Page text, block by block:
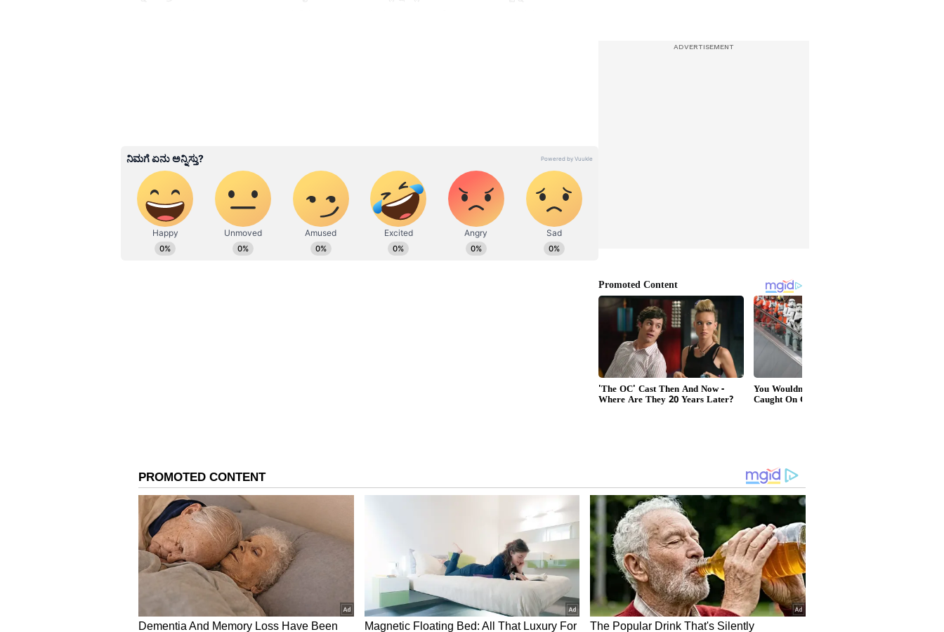
4
ಕನ್ಯಾ ರಾಶಿ
ಕನ್ಯಾರಾಶಿಯಲ್ಲಿ ಮಂಗಳ ಗ್ರಹದ ಈ ಸಂಚಾರವು ಎಚ್ಚರಿಕೆಯನ್ನು ಸೂಚಿಸುತ್ತದೆ. ವಾಹನ ಚಲಾಯಿಸುವಾಗ
ಮತ್ತು ಪ್ರಯಾಣಿಸುವಾಗ ಜಾಗರೂಕರಾಗಿರುವುದು ಮುಖ್ಯ. ಯೋಜಿತವಲ್ಲದ ಹಣಕಾಸಿನ ವೆಚ್ಚಗಳು
ಹೆಚ್ಚಾಗಬಹುದು, ಇದು ನಿಮ್ಮ ಬಜೆಟ್ ಮೇಲೆ ಪರಿಣಾಮ ಬೀರುತ್ತದೆ. ಸಾಮಾಜಿಕ ಮತ್ತು ಕೌಟುಂಬಿಕ
ಜೀವನದಲ್ಲಿ ನಿಮ್ಮ ಮಾತನ್ನು ನಿಯಂತ್ರಿಸುವುದು ಸಹ ಅತ್ಯಗತ್ಯ, ಏಕೆಂದರೆ ತಪ್ಪಾಗಿ ಅರ್ಥೈಸಲ್ಪಟ್ಟ ಪದಗಳು
ಸಂಘರ್ಷಕ್ಕೆ ಕಾರಣವಾಗಬಹುದು. ಪ್ರಣಯ ಸಂಬಂಧಗಳಲ್ಲಿ ತಪ್ಪು ತಿಳುವಳಿಕೆ ಉಂಟಾಗುವ ಸಾಧ್ಯತೆಯಿದೆ. ಈ
ಅವಧಿಯಲ್ಲಿ ಕೆಂಪು ಬಟ್ಟೆ, ಬೇಳೆ ಅಥವಾ ಸಿಹಿತಿಂಡಿಗಳನ್ನು ದಾನ ಮಾಡುವುದು ಶುಭವೆಂದು
ಪರಿಗಣಿಸಲಾಗುತ್ತದೆ.